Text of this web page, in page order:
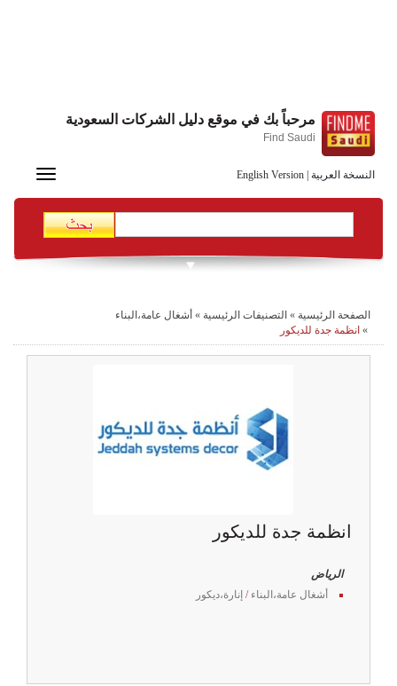
النسخة العربية English Version
مرحباً بك في موقع دليل الشركات السعودية
Find Saudi
Toggle
الصفحة الرئيسية » التصنيفات الرئيسية » أشغال عامة،البناء
» انظمة جدة للديكور
انظمة جدة للديكور
الرياض
أشغال عامة،البناء / إنارة،ديكور